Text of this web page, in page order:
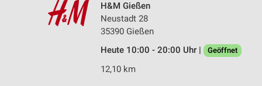
H&M Gießen
Neustadt 28
35390 Gießen
Heute 10:00 - 20:00 Uhr |
Geöffnet
12,10 km